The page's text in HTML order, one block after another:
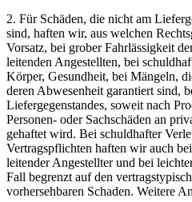
2. Für Schäden, die nicht am
sind, haften wir, aus welchen
Vorsatz, bei grober Fahrlässigkeit
leitenden Angestellten, bei
Körper, Gesundheit, bei Mängeln,
deren Abwesenheit garantiert sind,
Liefergegenstandes, soweit nach
Personen- oder Sachschäden an
gehaftet wird. Bei schuldhafter
Vertragspflichten haften wir auch
leitender Angestellter und bei
Fall begrenzt auf den
vorhersehbaren Schaden. Weitere